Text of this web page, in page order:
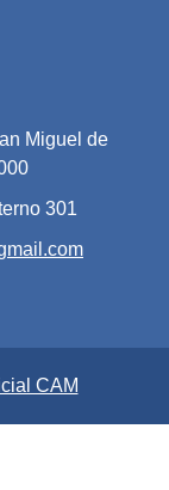
Miguel de
301
CAM